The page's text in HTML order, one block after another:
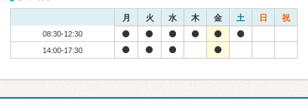
月 火 水 木 金 土 日 祝
08:30-12:30
14:00-17:30